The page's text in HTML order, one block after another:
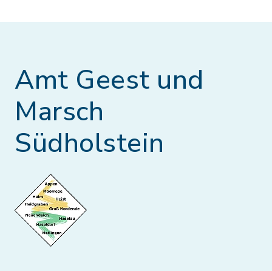
Amt Geest und
Marsch
Südholstein